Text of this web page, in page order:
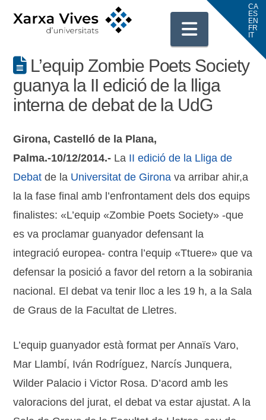
L’equip Zombie Poets Society
guanya la II edició de la lliga
interna de debat de la UdG
Girona, Castelló de la Plana,
Palma.-10/12/2014.- La II edició de la Lliga de
Debat de la Universitat de Girona va arribar ahir,a
la la fase final amb l’enfrontament dels dos equips
finalistes: «L’equip «Zombie Poets Society» -que
es va proclamar guanyador defensant la
integració europea- contra l’equip «Ttuere» que va
defensar la posició a favor del retorn a la sobirania
nacional. El debat va tenir lloc a les 19 h, a la Sala
de Graus de la Facultat de Lletres.
L’equip guanyador està format per Annaïs Varo,
Mar Llambí, Iván Rodríguez, Narcís Junquera,
Wilder Palacio i Victor Rosa. D’acord amb les
valoracions del jurat, el debat va estar ajustat. A la